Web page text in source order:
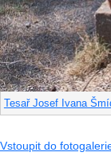
Tesař Josef Ivana
Vstoupit do